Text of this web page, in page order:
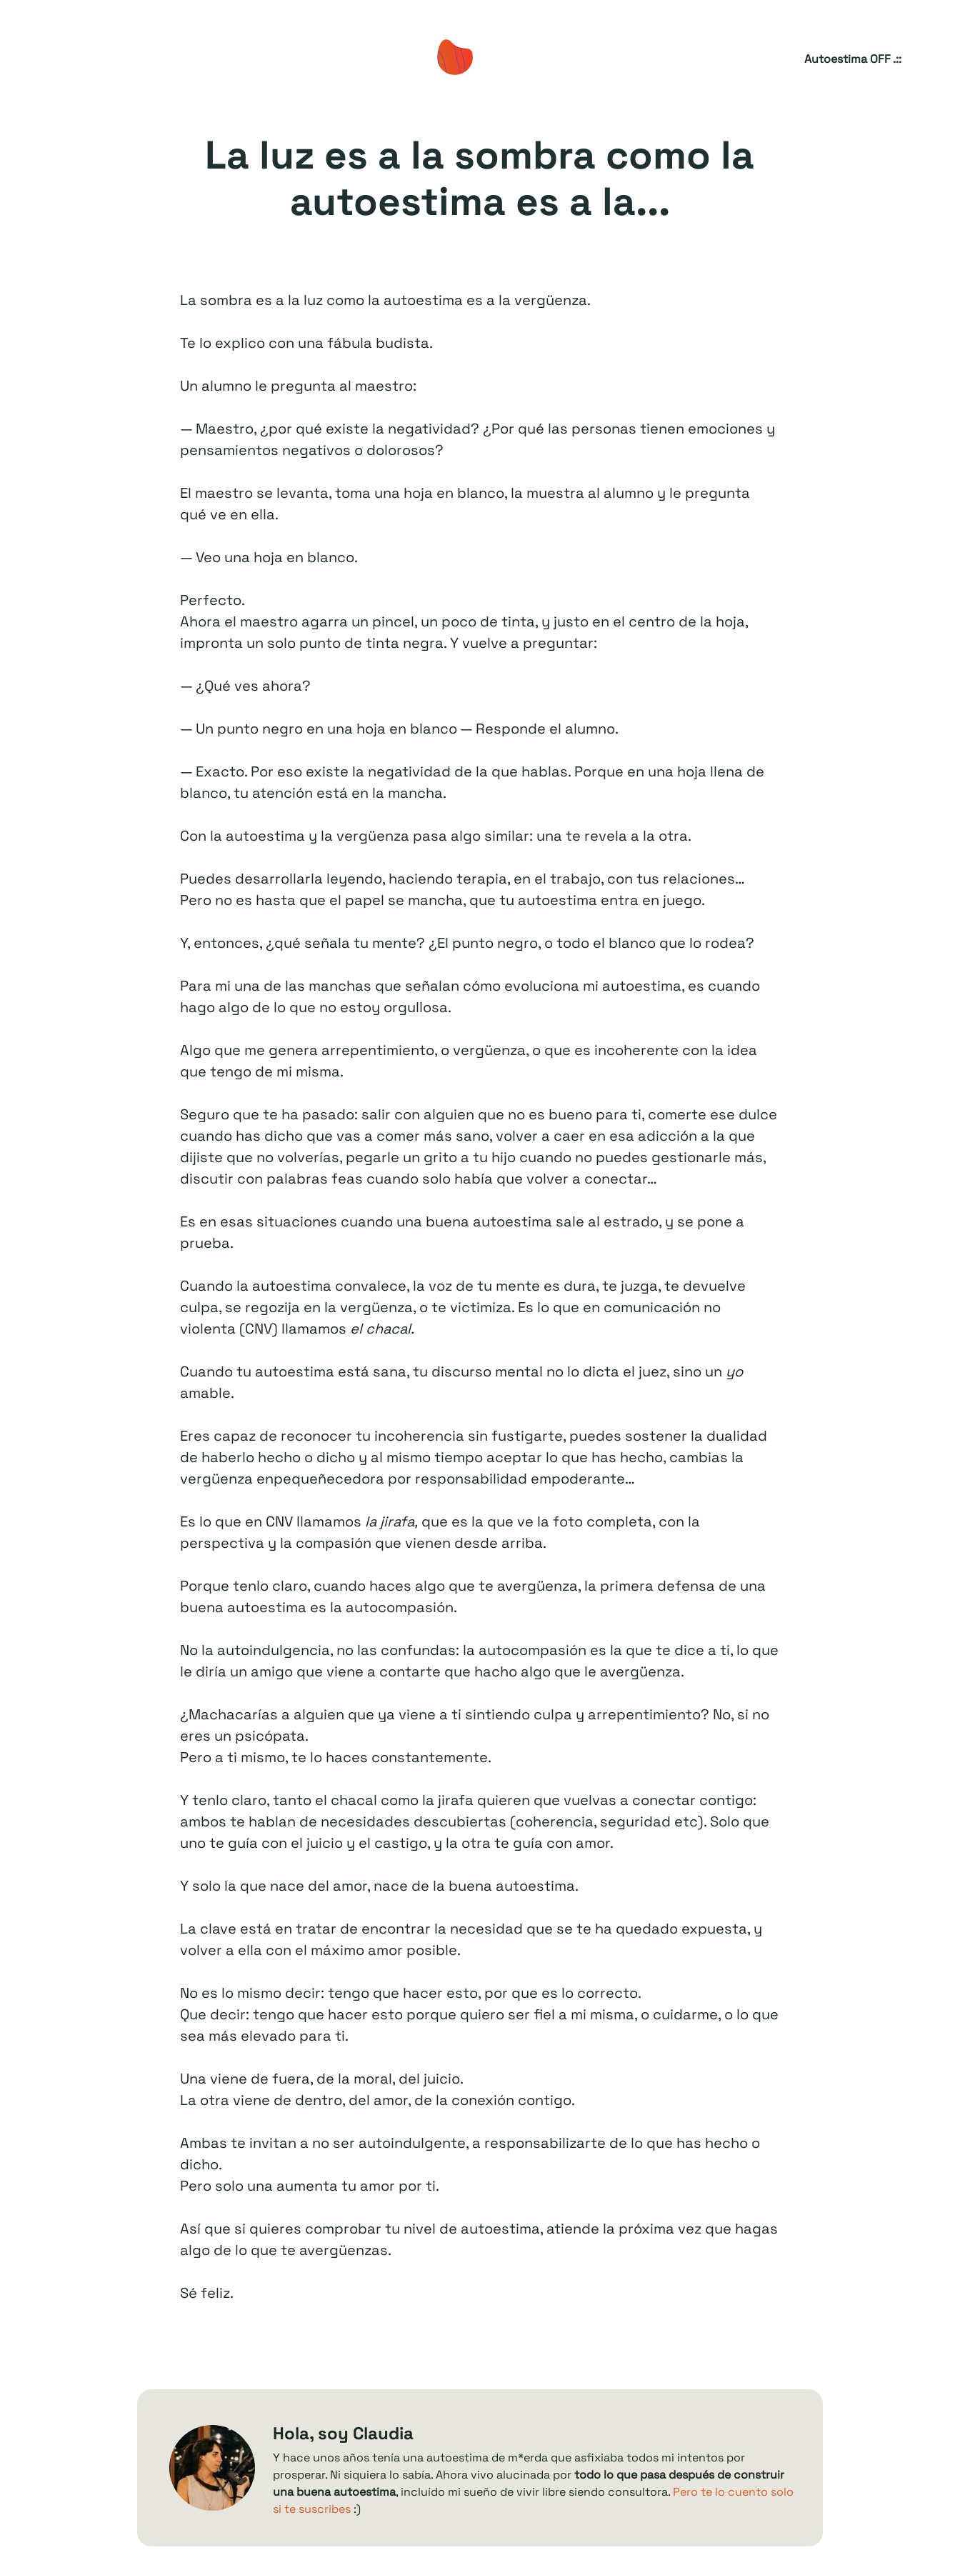
Autoestima OFF .::
La luz es a la sombra como la
autoestima es a la...
La sombra es a la luz como la autoestima es a la vergüenza.
Te lo explico con una fábula budista.
Un alumno le pregunta al maestro:
— Maestro, ¿por qué existe la negatividad? ¿Por qué las personas tienen emociones y
pensamientos negativos o dolorosos?
El maestro se levanta, toma una hoja en blanco, la muestra al alumno y le pregunta
qué ve en ella.
— Veo una hoja en blanco.
Perfecto.
Ahora el maestro agarra un pincel, un poco de tinta, y justo en el centro de la hoja,
impronta un solo punto de tinta negra. Y vuelve a preguntar:
— ¿Qué ves ahora?
— Un punto negro en una hoja en blanco — Responde el alumno.
— Exacto. Por eso existe la negatividad de la que hablas. Porque en una hoja llena de
blanco, tu atención está en la mancha.
Con la autoestima y la vergüenza pasa algo similar: una te revela a la otra.
Puedes desarrollarla leyendo, haciendo terapia, en el trabajo, con tus relaciones…
Pero no es hasta que el papel se mancha, que tu autoestima entra en juego.
Y, entonces, ¿qué señala tu mente? ¿El punto negro, o todo el blanco que lo rodea?
Para mi una de las manchas que señalan cómo evoluciona mi autoestima, es cuando
hago algo de lo que no estoy orgullosa.
Algo que me genera arrepentimiento, o vergüenza, o que es incoherente con la idea
que tengo de mi misma.
Seguro que te ha pasado: salir con alguien que no es bueno para ti, comerte ese dulce
cuando has dicho que vas a comer más sano, volver a caer en esa adicción a la que
dijiste que no volverías, pegarle un grito a tu hijo cuando no puedes gestionarle más,
discutir con palabras feas cuando solo había que volver a conectar…
Es en esas situaciones cuando una buena autoestima sale al estrado, y se pone a
prueba.
Cuando la autoestima convalece, la voz de tu mente es dura, te juzga, te devuelve
culpa, se regozija en la vergüenza, o te victimiza. Es lo que en comunicación no
violenta (CNV) llamamos el chacal.
Cuando tu autoestima está sana, tu discurso mental no lo dicta el juez, sino un yo
amable.
Eres capaz de reconocer tu incoherencia sin fustigarte, puedes sostener la dualidad
de haberlo hecho o dicho y al mismo tiempo aceptar lo que has hecho, cambias la
vergüenza enpequeñecedora por responsabilidad empoderante…
Es lo que en CNV llamamos la jirafa,que es la que ve la foto completa, con la
perspectiva y la compasión que vienen desde arriba.
Porque tenlo claro, cuando haces algo que te avergüenza, la primera defensa de una
buena autoestima es la autocompasión.
No la autoindulgencia, no las confundas: la autocompasión es la que te dice a ti, lo que
le diría un amigo que viene a contarte que hacho algo que le avergüenza.
¿Machacarías a alguien que ya viene a ti sintiendo culpa y arrepentimiento? No, si no
eres un psicópata.
Pero a ti mismo, te lo haces constantemente.
Y tenlo claro, tanto el chacal como la jirafa quieren que vuelvas a conectar contigo:
ambos te hablan de necesidades descubiertas (coherencia, seguridad etc). Solo que
uno te guía con el juicio y el castigo, y la otra te guía con amor.
Y solo la que nace del amor, nace de la buena autoestima.
La clave está en tratar de encontrar la necesidad que se te ha quedado expuesta, y
volver a ella con el máximo amor posible.
No es lo mismo decir: tengo que hacer esto, por que es lo correcto.
Que decir: tengo que hacer esto porque quiero ser fiel a mi misma, o cuidarme, o lo que
sea más elevado para ti.
Una viene de fuera, de la moral, del juicio.
La otra viene de dentro, del amor, de la conexión contigo.
Ambas te invitan a no ser autoindulgente, a responsabilizarte de lo que has hecho o
dicho.
Pero solo una aumenta tu amor por ti.
Así que si quieres comprobar tu nivel de autoestima, atiende la próxima vez que hagas
algo de lo que te avergüenzas.
Sé feliz.
Hola, soy Claudia
Y hace unos años tenía una autoestima de m*erda que asfixiaba todos mi intentos por
prosperar. Ni siquiera lo sabía. Ahora vivo alucinada portodo lo que pasa después de construir
una buena autoestima, incluído mi sueño de vivir libre siendo consultora. Pero te lo cuento solo
si te suscribes :)